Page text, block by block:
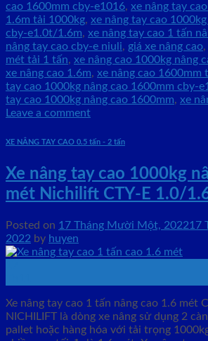
cao 1600mm cby-e1016, xe nâng tay
1.6m tải 1000kg, xe nâng tay cao
cby-e1.0t/1.6m, xe nâng tay cao 1 tấn
nâng tay cao cby-e niuli, giá xe nâng cao,
mét tải 1 tấn, xe nâng cao 1000kg nâng
xe nâng cao 1.6m, xe nâng cao 1600mm
tay cao 1000kg nâng cao 1600mm cby-
tay cao 1000kg nâng cao 1600mm, xe
Leave a comment
XE NÂNG TAY CAO 0.5 tấn - 2 tấn
Xe nâng tay cao 1000kg
mét Nichilift CTY-E 1.0/
Posted on 17 Tháng Mười Một, 202217
2022 by huyen
Xe nâng tay cao 1 tấn nâng cao 1.6 mét
NICHILIFT là dòng xe nâng sử dụng 2
pallet hoặc hàng hóa với tải trọng